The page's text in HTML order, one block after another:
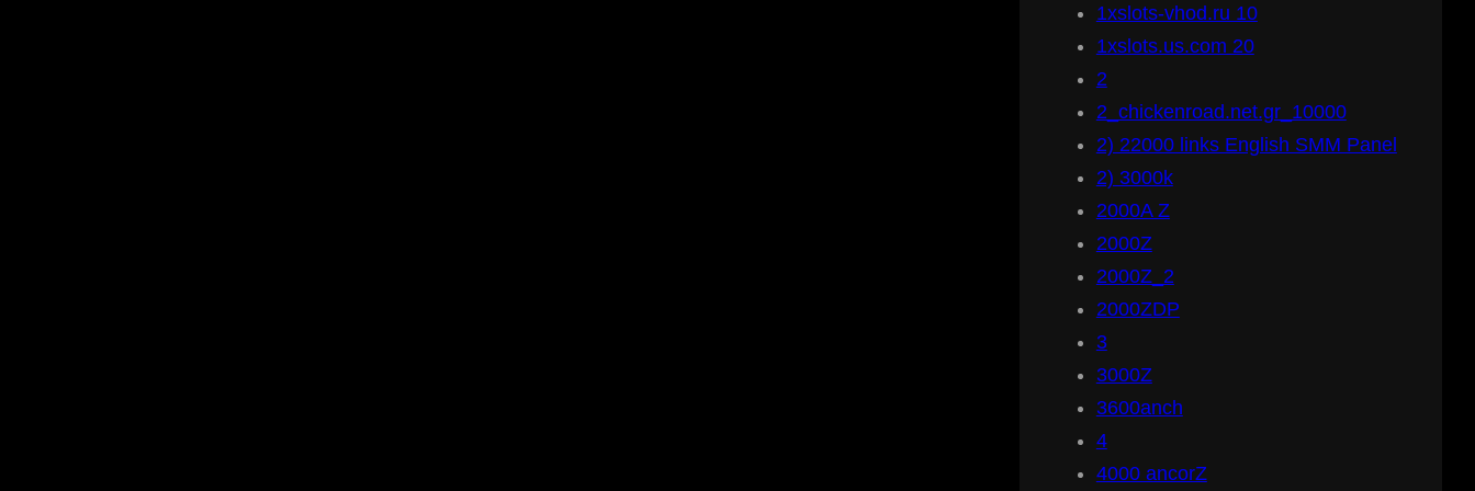
1xslots-vhod.ru 10
1xslots.us.com 20
2
2_chickenroad.net.gr_10000
2) 22000 links English SMM Panel
2) 3000k
2000A Z
2000Z
2000Z_2
2000ZDP
3
3000Z
3600anch
4
4000 ancorZ